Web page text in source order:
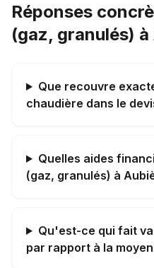
Réponses
(gaz, granulés) à
Que recouvre
chaudière dans le
Quelles aides
(gaz, granulés) à
Qu'est-ce qui fait
par rapport à la